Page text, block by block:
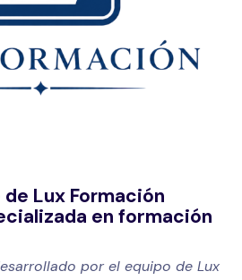
Lux Formación
en formación
por el equipo de Lux